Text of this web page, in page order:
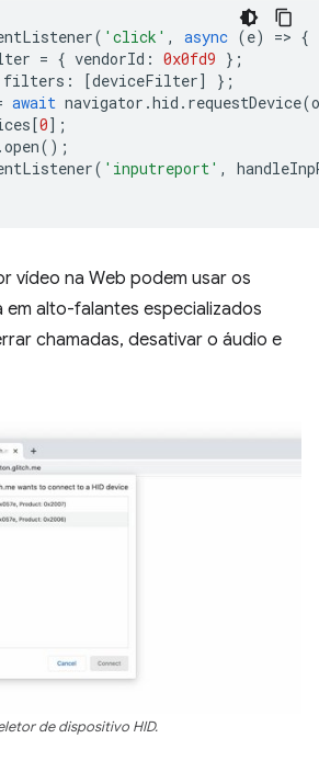
( 'click' , async (e) => {
= { vendorId : 0x0fd9 };
filters : [deviceFilter]
};
await navigator .hid . requestDevice(
[0];
.open();
( 'inputreport' ,
vídeo na Web podem usar os
alto-falantes especializados
chamadas, desativar o áudio e
de dispositivo HID.